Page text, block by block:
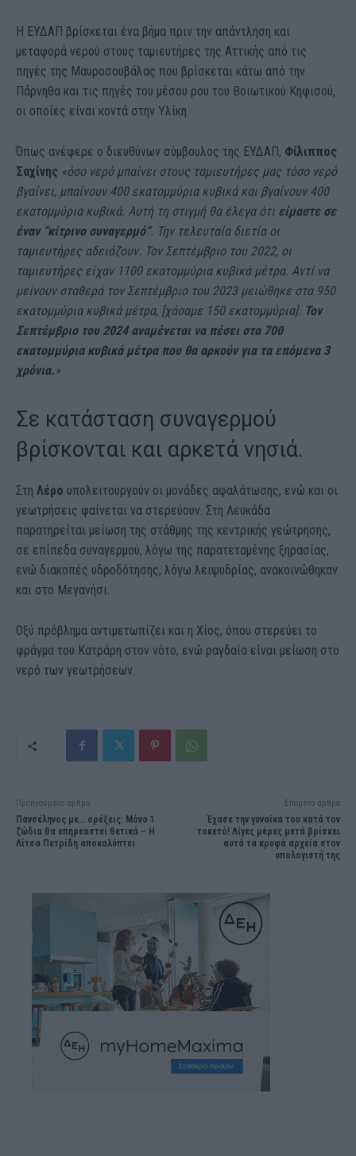
Η ΕΥΔΑΠ βρίσκεται ένα βήμα πριν την απάντληση και
μεταφορά νερού στους ταμιευτήρες της Αττικής από τις
πηγές της Μαυροσουβάλας που βρίσκεται κάτω από την
Πάρνηθα και τις πηγές του μέσου ρου του Βοιωτικού Κηφισού,
οι οποίες είναι κοντά στην Υλίκη.
Όπως ανέφερε ο διευθύνων σύμβουλος της ΕΥΔΑΠ, Φίλιππος
Σαχίνης «όσο νερό μπαίνει στους ταμιευτήρες μας τόσο νερό
βγαίνει, μπαίνουν 400 εκατομμύρια κυβικά και βγαίνουν 400
εκατομμύρια κυβικά. Αυτή τη στιγμή θα έλεγα ότι είμαστε σε
έναν “κίτρινο συναγερμό”. Την τελευταία διετία οι
ταμιευτήρες αδειάζουν. Τον Σεπτέμβριο του 2022, οι
ταμιευτήρες είχαν 1100 εκατομμύρια κυβικά μέτρα. Αντί να
μείνουν σταθερά τον Σεπτέμβριο του 2023 μειώθηκε στα 950
εκατομμύρια κυβικά μέτρα, [χάσαμε 150 εκατομμύρια]. Τον
Σεπτέμβριο του 2024 αναμένεται να πέσει στα 700
εκατομμύρια κυβικά μέτρα που θα αρκούν για τα επόμενα 3
χρόνια.»
Σε κατάσταση συναγερμού
βρίσκονται και αρκετά νησιά.
Στη Λέρο υπολειτουργούν οι μονάδες αφαλάτωσης, ενώ και οι
γεωτρήσεις φαίνεται να στερεύουν. Στη Λευκάδα
παρατηρείται μείωση της στάθμης της κεντρικής γεώτρησης,
σε επίπεδα συναγερμού, λόγω της παρατεταμένης ξηρασίας,
ενώ διακοπές υδροδότησης, λόγω λειψυδρίας, ανακοινώθηκαν
και στο Μεγανήσι.
Οξύ πρόβλημα αντιμετωπίζει και η Χίος, όπου στερεύει το
φράγμα του Κατράρη στον νότο, ενώ ραγδαία είναι μείωση στο
νερό των γεωτρήσεων.
Προηγούμενο άρθρο
Πανσέληνος με… ορέξεις: Μόνο 1
ζώδια θα επηρεαστεί θετικά – Η
Λίτσα Πετρίδη αποκαλύπτει
Επόμενο άρθρο
Έχασε την γυναίκα του κατά τον
τοκετό! Λίγες μέρες μετά βρίσκει
αυτά τα κρυφά αρχεία στον
υπολογιστή της